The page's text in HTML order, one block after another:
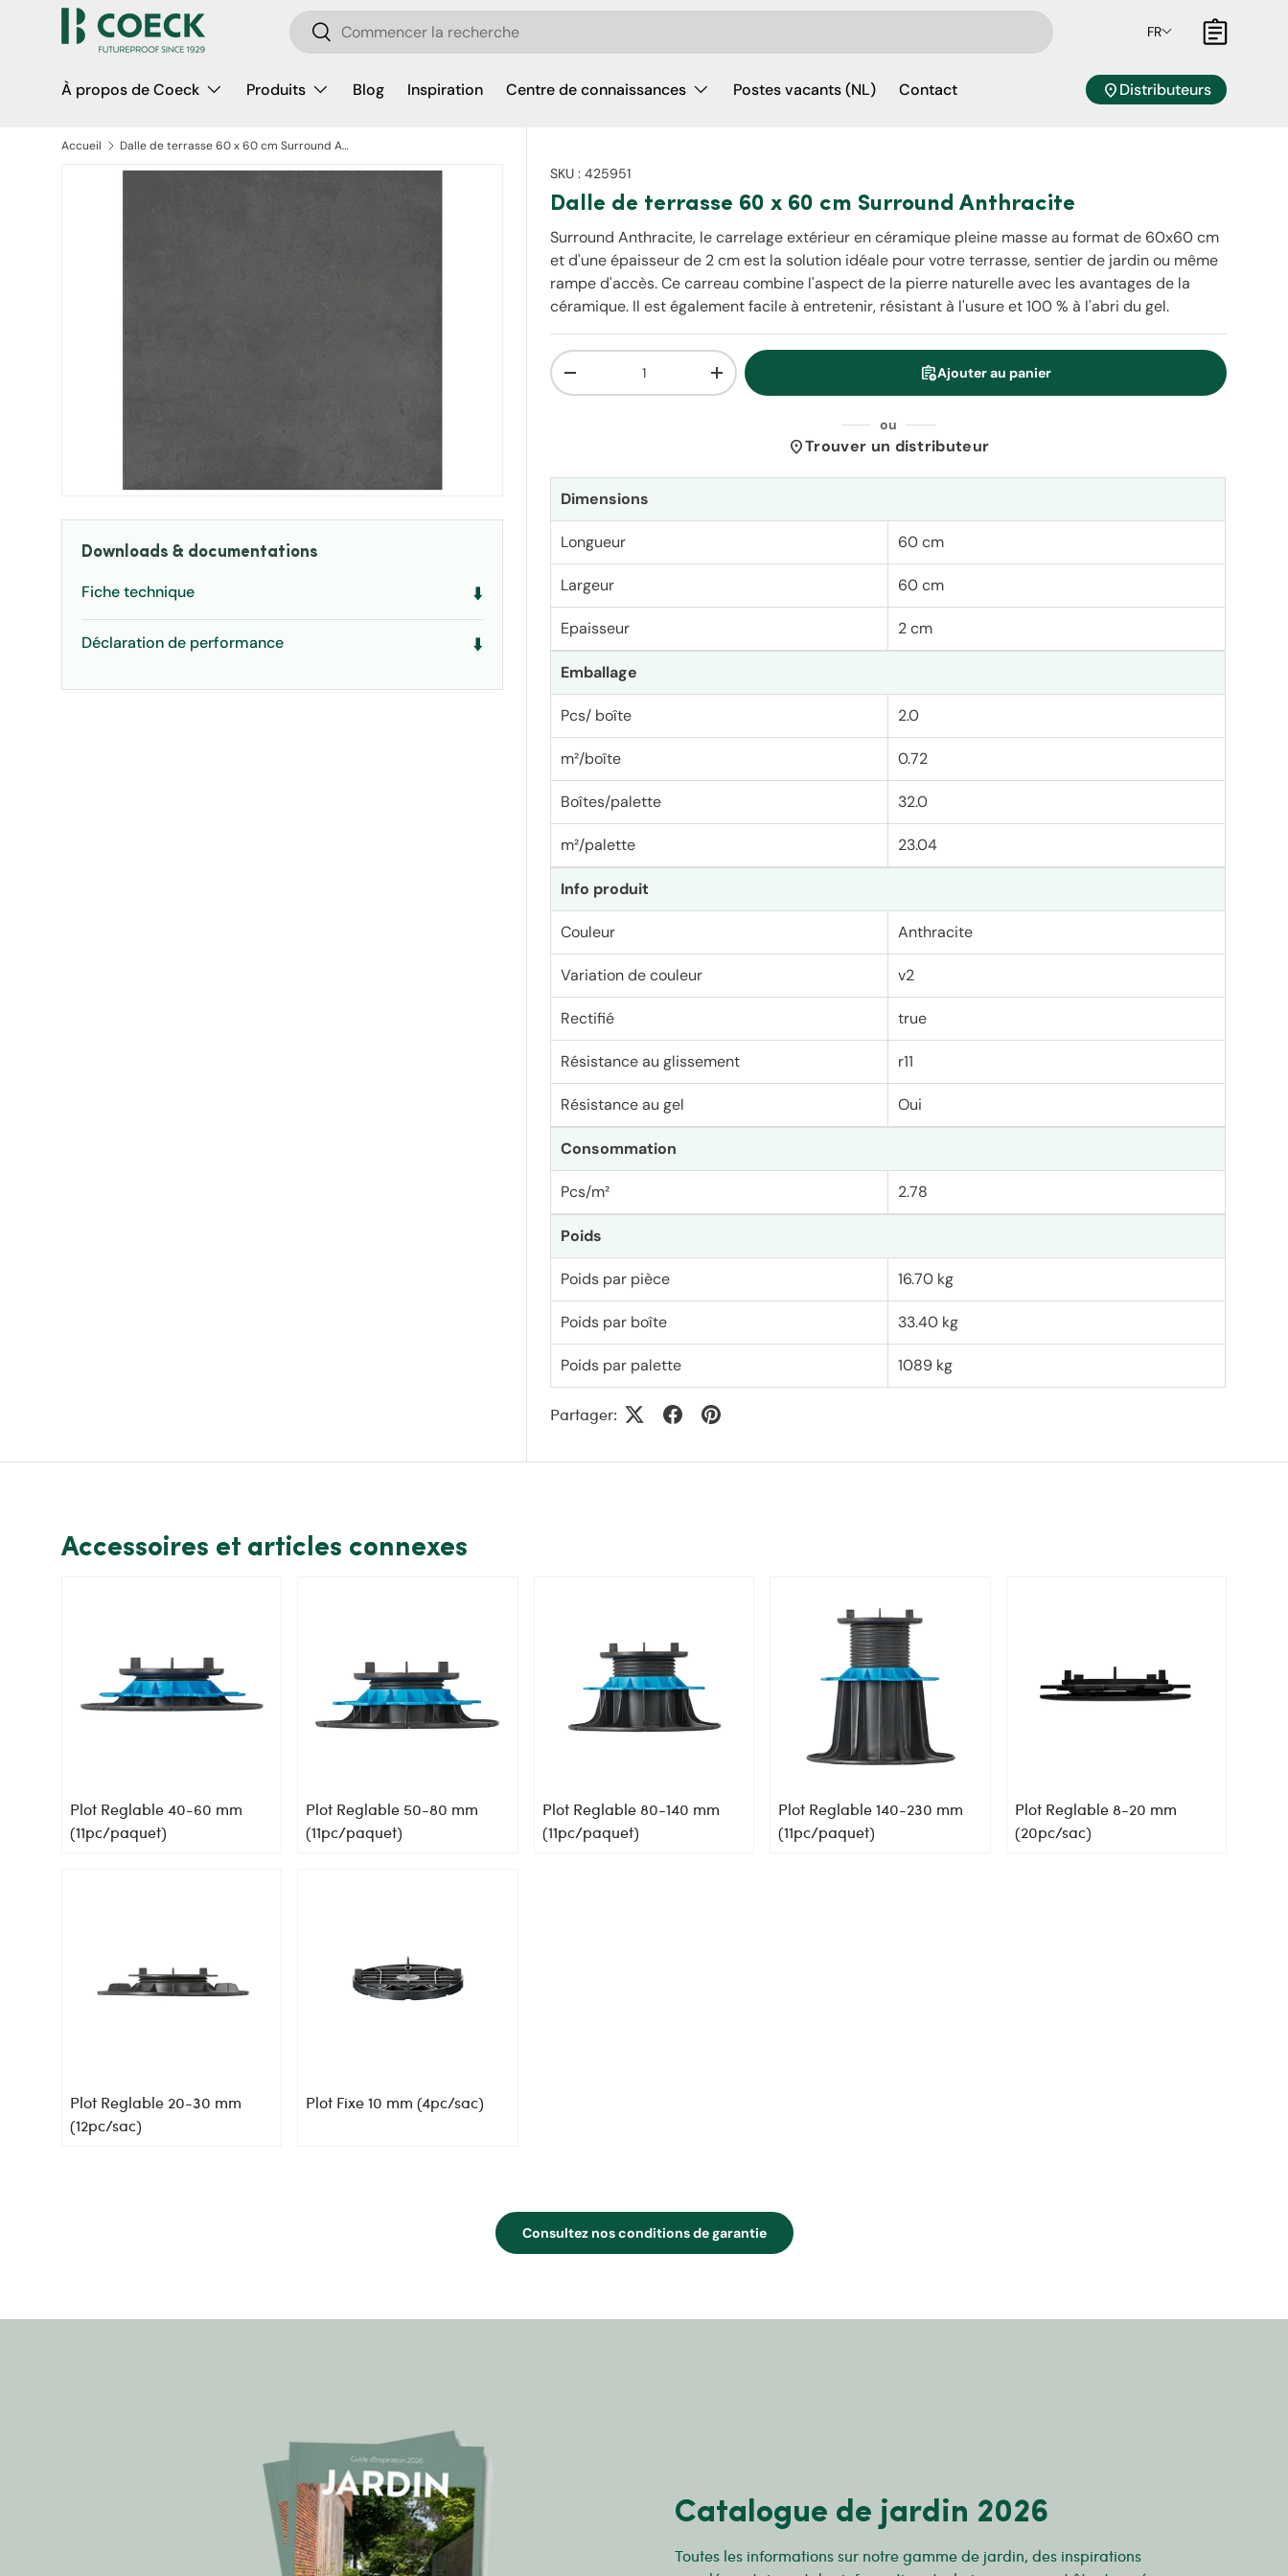
Aller au contenu Recherche
Rechercher FR Panier
À propos de Coeck Produits Blog Inspiration Centre de connaissances Postes vacants (NL) Contact location_onDistributeurs
Accueil Dalle de terrasse 60 x 60 cm Surround Anthracite
SKU : 425951
Dalle de terrasse 60 x 60 cm Surround Anthracite
Surround Anthracite, le carrelage extérieur en céramique pleine masse au format de 60x60 cm
et d'une épaisseur de 2 cm est la solution idéale pour votre terrasse, sentier de jardin ou même
rampe d'accès. Ce carreau combine l'aspect de la pierre naturelle avec les avantages de la
céramique. Il est également facile à entretenir, résistant à l'usure et 100 % à l'abri du gel.
Qté
Diminuer la quantité
Augmenter la quantité assignment_addAjouter au panier
ou
location_onTrouver un distributeur
Dimensions
Longueur 60 cm
Largeur 60 cm
Epaisseur 2 cm
Emballage
Pcs/ boîte 2.0
m²/boîte 0.72
Boîtes/palette 32.0
m²/palette 23.04
Info produit
Couleur Anthracite
Variation de couleur v2
Rectifié true
Résistance au glissement r11
Résistance au gel Oui
Consommation
Pcs/m² 2.78
Poids
Poids par pièce 16.70 kg
Poids par boîte 33.40 kg
Poids par palette 1089 kg
Partager:
Downloads & documentations
Fiche technique ⬇️
Déclaration de performance ⬇️
Accessoires et articles connexes
Plot Reglable 40-60 mm
(11pc/paquet)
Plot Reglable 50-80 mm
(11pc/paquet)
Plot Reglable 80-140 mm
(11pc/paquet)
Plot Reglable 140-230 mm
(11pc/paquet)
Plot Reglable 8-20 mm
(20pc/sac)
Plot Reglable 20-30 mm
(12pc/sac)
Plot Fixe 10 mm (4pc/sac)
Consultez nos conditions de garantie
Catalogue de jardin 2026
Toutes les informations sur notre gamme de jardin, des inspirations